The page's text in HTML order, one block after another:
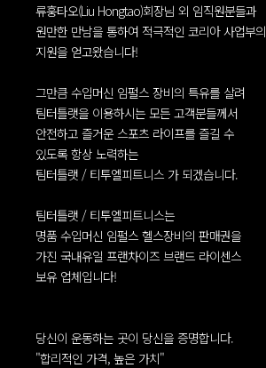
류훙타오(Liu Hongtao)회장님 외 임직원분들과
원만한 만남을 통하여 적극적인 코리아 사업부의
지원을 얻고왔습니다!
그만큼 수입머신 임펄스 장비의 특유를 살려
팀터틀랫을 이용하시는 모든 고객분들께서
안전하고 즐거운 스포츠 라이프를 즐길 수
있도록 항상 노력하는
팀터틀랫 / 티투엘피트니스 가 되겠습니다.
팀터틀랫 / 티투엘피트니스는
명품 수입머신 임펄스 헬스장비의 판매권을
가진 국내유일 프랜차이즈 브랜드 라이센스
보유 업체입니다!
당신이 운동하는 곳이 당신을 증명합니다.
"합리적인 가격, 높은 가치"